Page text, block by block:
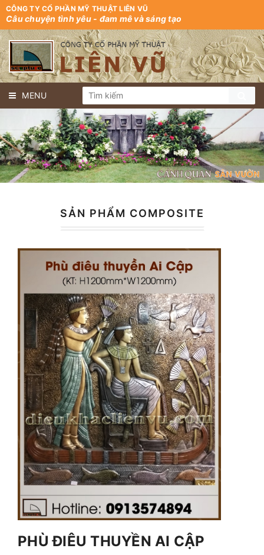
CÔNG TY CỔ PHẦN MỸ THUẬT LIÊN VŨ
Câu chuyện tình yêu - đam mê và sáng tạo
MENU
SẢN PHẨM COMPOSITE
PHÙ ĐIÊU THUYỀN AI CẬP